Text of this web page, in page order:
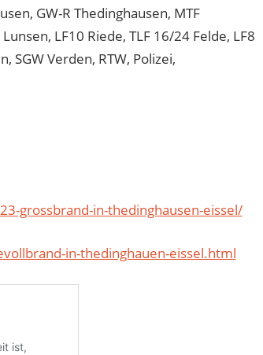
GW-R Thedinghausen, MTF
LF10 Riede, TLF 16/24 Felde, LF8
SGW Verden, RTW, Polizei,
grossbrand-in-thedinghausen-eissel/
in-thedinghauen-eissel.html